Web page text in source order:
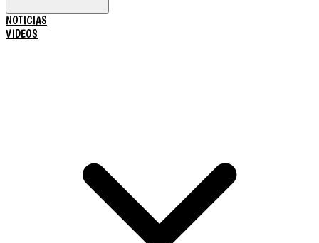
NOTICIAS
VIDEOS